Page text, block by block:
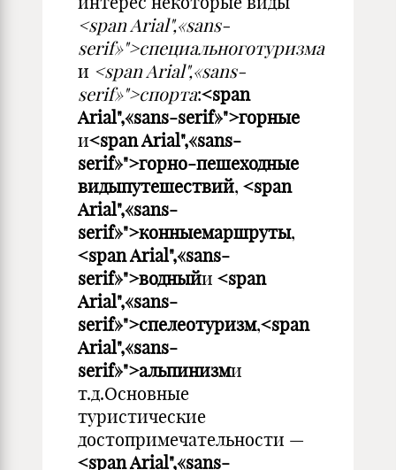
<span Arial",«sans-
serif»">специальноготуризма
и <span Arial",«sans-
serif»">спорта:<span
Arial",«sans-serif»">горные
и<span Arial",«sans-
serif»">горно-пешеходные
видыпутешествий, <span
Arial",«sans-
serif»">конныемаршруты,
<span Arial",«sans-
serif»">водныйи <span
Arial",«sans-
serif»">спелеотуризм,<span
Arial",«sans-
serif»">альпинизми
т.д.Основные
туристические
достопримечательности —
<span Arial",«sans-